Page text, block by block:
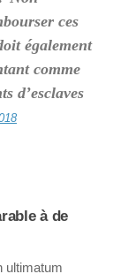
ces
également
comme
d’esclaves
à de
ultimatum